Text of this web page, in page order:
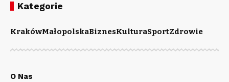
Kategorie
KrakówMałopolskaBiznesKulturaSportZdrowie
O Nas